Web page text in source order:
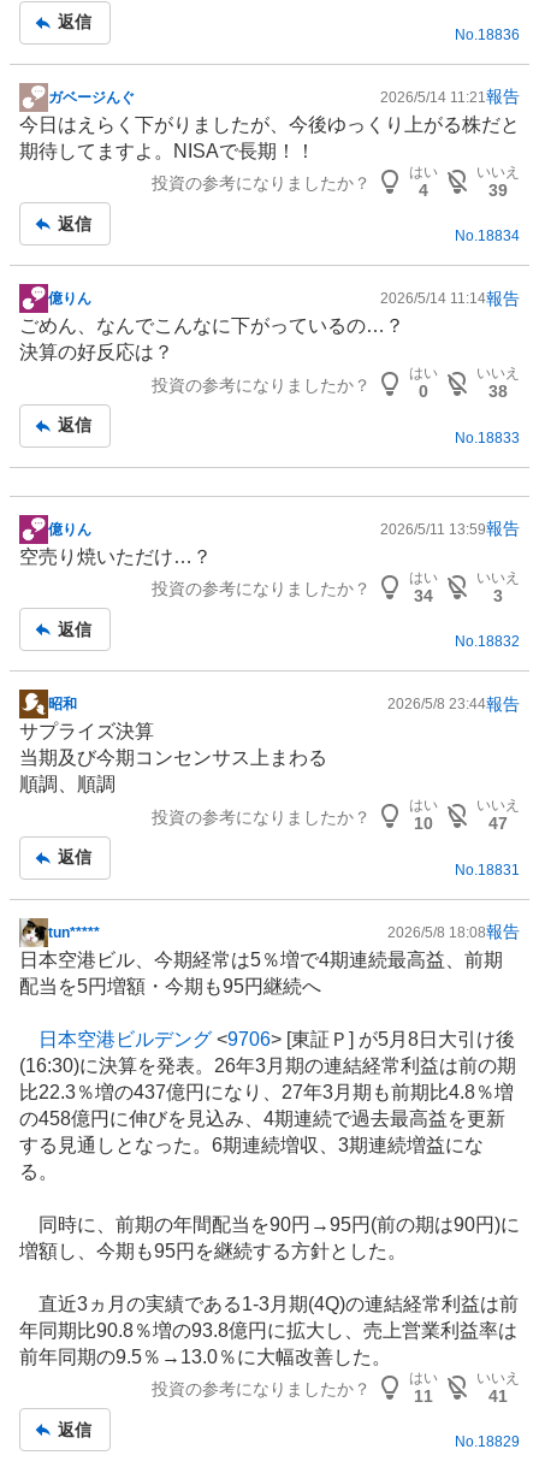
返信
No. 18836
掲
示
板
ガベージんぐ 2026/5/14 11:21 報告
今日はえらく下がりましたが、今後ゆっくり上がる株だと
期待してますよ。
NISAで長期！！
投資の参考になりましたか？
はい
4
いいえ
39
返信
No.18834
掲
示
板
億りん 2026/5/14 11:14報告
ごめん、なんでこんなに下がっているの…？
決算の好反応は？
投資の参考になりましたか？
はい
0
いいえ
38
返信
No. 18833
掲
示
事
億りん 2026/5/11 13:59報告
空売り焼いただけ…？
投資の参考になりましたか？
はい
34
いいえ
3
返信
No.18832
掲
示
板
記
昭和 2026/5/8 23:44報告
サプライズ決算
当期及び今期コンセンサス上まわる
順調、順調
投資の参考になりましたか？
はい
10
いいえ
47
返信
No. 18831
掲
示
板
tun***** 2026/5/8 18:08報告
日本空港ビル、今期経常は5％増で4期連続最高益、前期
配当を5円増額・今期も95円継続へ
日本空港ビルデング <9706> [東証Ｐ] が5月8日大引け後
(16:30)に決算を発表。26年3月期の連結経常利益は前の期
比22.3％増の437億円になり、27年3月期も前期比4.8％増
の458億円に伸びを見込み、4期連続で過去最高益を更新
する見通しとなった。6期連続増収、3期連続増益にな
る。
同時に、前期の年間配当を90円→95円(前の期は90円)に
増額し、今期も95円を継続する方針とした。
直近3ヵ月の実績である1-3月期(4Q)の連結経常利益は前
年同期比90.8％増の93.8億円に拡大し、売上営業利益率は
前年同期の9.5％→13.0％に大幅改善した。
投資の参考になりましたか？
はい
11
いいえ
41
返信
No.18829